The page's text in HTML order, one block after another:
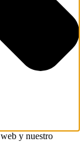
y nuestro